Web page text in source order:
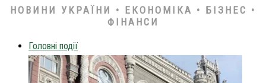
НОВИНИ УКРАЇНИ • ЕКОНОМІКА • БІЗНЕС •
ФІНАНСИ
Головні події